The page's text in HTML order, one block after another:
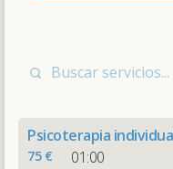
Psicoterapia
75 €
01:00